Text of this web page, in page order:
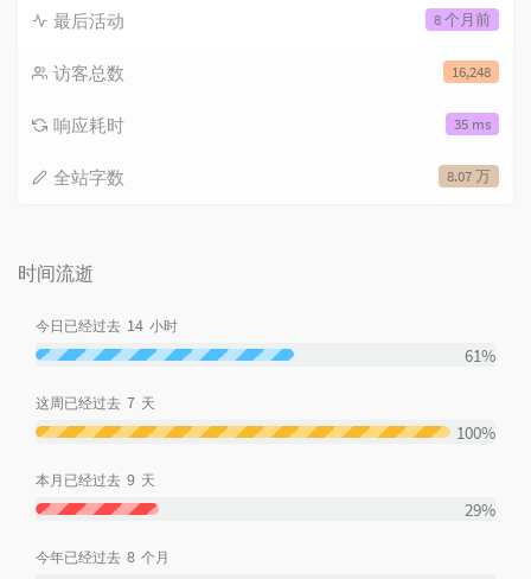
8 个月前
最后活动
16,248
访客总数
35 ms
响应耗时
8.07 万
全站字数
时间流逝
今日已经过去 14 小时
61%
这周已经过去 7 天
100%
本月已经过去 9 天
29%
今年已经过去 8 个月